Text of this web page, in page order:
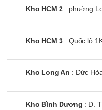
Kho HCM 2 : phường
Kho HCM 3 : Quốc lộ
Kho Long An : Đức
Kho Bình Dương : Đ.